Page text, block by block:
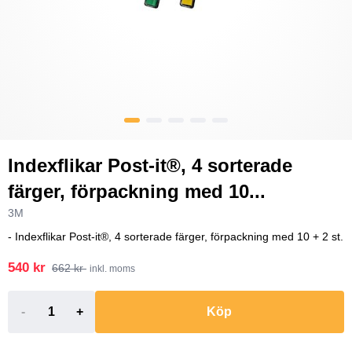
Indexflikar Post-it®, 4 sorterade
färger, förpackning med 10...
3M
- Indexflikar Post-it®, 4 sorterade färger, förpackning med 10 + 2 st.
540 kr 662 kr inkl. moms
- + Köp